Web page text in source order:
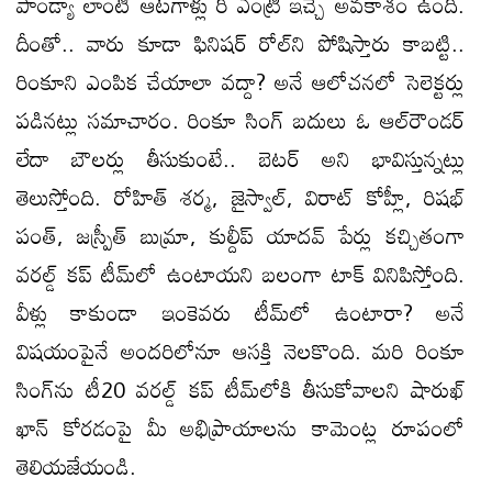
దీంతో.. వారు కూడా ఫినిషర్‌ రోల్‌ని పోషిస్తారు కాబట్టి..
రింకూని ఎంపిక చేయాలా వద్దా? అనే ఆలోచనలో సెలెక్టర్లు
పడినట్లు సమాచారం. రింకూ సింగ్‌ బదులు ఓ ఆల్‌రౌండర్‌
లేదా బౌలర్లు తీసుకుంటే.. బెటర్‌ అని భావిస్తున్నట్లు
తెలుస్తోంది. రోహిత్‌ శర్మ, జైస్వాల్‌, విరాట్‌ కోహ్లీ, రిషభ్‌
పంత్‌, జస్ప్రీత్‌ బుమ్రా, కుల్దీప్‌ యాదవ్‌ పేర్లు కచ్చితంగా
వరల్డ్‌ కప్‌ టీమ్‌లో ఉంటాయని బలంగా టాక్‌ వినిపిస్తోంది.
వీళ్లు కాకుండా ఇంకెవరు టీమ్‌లో ఉంటారా? అనే
విషయంపైనే అందరిలోనూ ఆసక్తి నెలకొంది. మరి రింకూ
సింగ్‌ను టీ20 వరల్డ్‌ కప్‌ టీమ్‌లోకి తీసుకోవాలని షారుఖ్‌
ఖాన్‌ కోరడంపై మీ అభిప్రాయాలను కామెంట్ల రూపంలో
తెలియజేయండి.